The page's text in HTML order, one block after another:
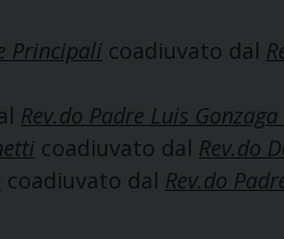
Principali coadiuvato dal
Rev.do Padre Luis
coadiuvato dal Rev.do
coadiuvato dal Rev.do